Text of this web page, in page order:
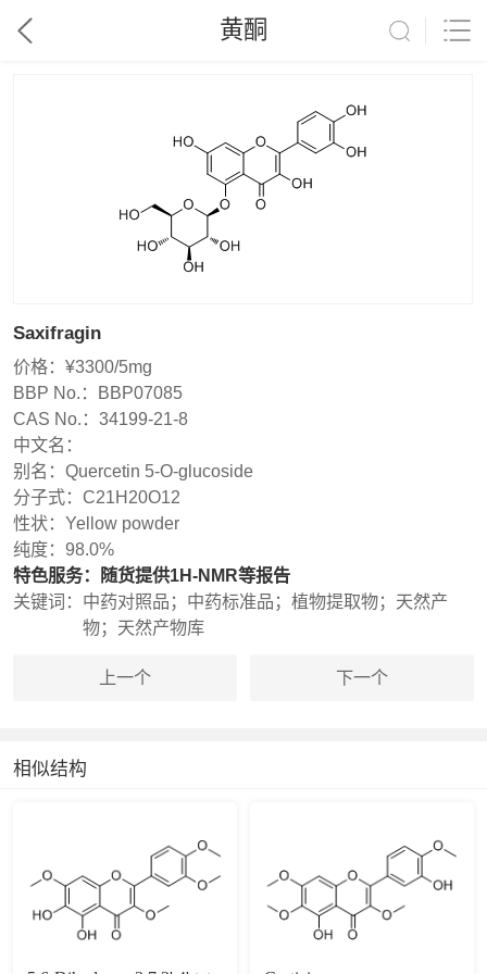
黄酮
Saxifragin
价格：¥3300/5mg
BBP No.： BBP07085
CAS No.：34199-21-8
中文名：
别名：Quercetin 5-O-glucoside
分子式：C21H20O12
性状：Yellow powder
纯度：98.0%
特色服务：
随货提供1H-NMR等报告
关键词： 中药对照品；中药标准品；植物提取物；天然产
物；天然产物库
上一个 下一个
相似结构